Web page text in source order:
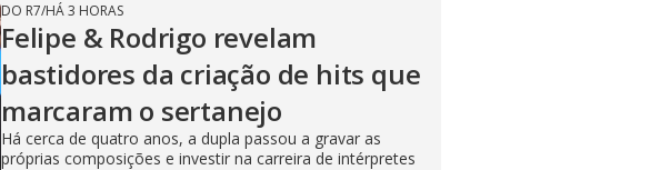
DO R7/HÁ 3 HORAS
Felipe & Rodrigo revelam
bastidores da criação de hits que
marcaram o sertanejo
Há cerca de quatro anos, a dupla passou a gravar as
próprias composições e investir na carreira de intérpretes